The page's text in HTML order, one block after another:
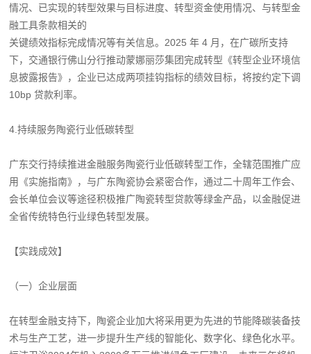
情况、已实现的转型效果与目标进度、转型资金使用情况、与转型金
融工具条款相关的
关键绩效指标完成情况等有关信息。2025 年 4 月，在广碳所支持
下，交通银行佛山分行推动蒙娜丽莎集团完成转型《转型企业环境信
息披露报告》，企业已达成两项挂钩指标的绩效目标，将按约定下调
10bp 贷款利率。
4.持续服务陶瓷行业低碳转型
广东交行持续推进金融服务陶瓷行业低碳转型工作，全辖范围推广应
用《实施指南》，与广东陶瓷协会紧密合作，通过二十周年工作会、
会长单位会议等途径积极推广陶瓷转型贷款等绿金产品，以金融促进
全省传统特色行业绿色转型发展。
【实践成效】
（一）企业层面
在转型金融支持下，陶瓷企业加大将采用更为先进的节能降碳装备技
术与生产工艺，进一步提升生产线的智能化、数字化、绿色化水平。